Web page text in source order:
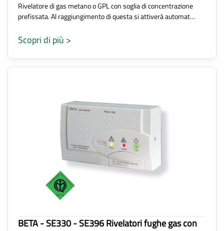
Rivelatore di gas metano o GPL con soglia di concentrazione
prefissata. Al raggiungimento di questa si attiverà automat…
Scopri di più >
BETA - SE330 - SE396 Rivelatori fughe gas con